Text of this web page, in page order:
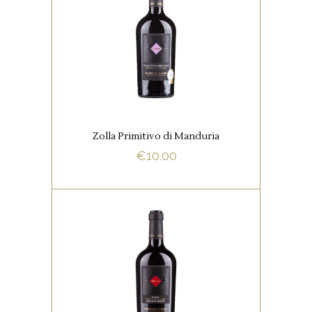
RODE WIJNEN
Een fluweelachtige textuur met
een zwoel karakter.
Zolla Primitivo di Manduria
€10.00
ITALIAANSE FAVORIETEN
RODE WIJNEN
Een volle body met rijke
fluweelachtige tannines, en